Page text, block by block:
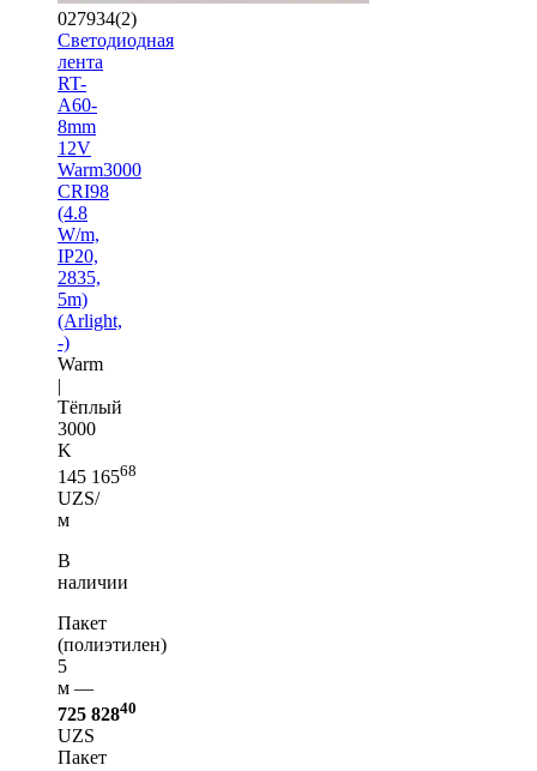
027934(2)
Светодиодная
лента
RT-
A60-
8mm
12V
Warm3000
CRI98
(4.8
W/m,
IP20,
2835,
5m)
(Arlight,
-)
Warm
|
Тёплый
3000
K
145 16568
UZS/
м
В
наличии
Пакет
(полиэтилен)
5
м —
725 82840
UZS
Пакет